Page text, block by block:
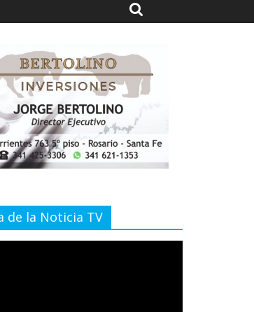
de la Noticia TV